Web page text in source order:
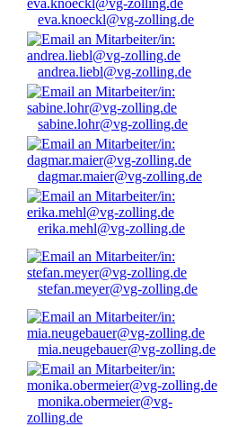
eva.knoeckl@vg-zolling.de
andrea.liebl@vg-zolling.de
sabine.lohr@vg-zolling.de
dagmar.maier@vg-zolling.de
erika.mehl@vg-zolling.de
stefan.meyer@vg-zolling.de
mia.neugebauer@vg-zolling.de
monika.obermeier@vg-
zolling.de